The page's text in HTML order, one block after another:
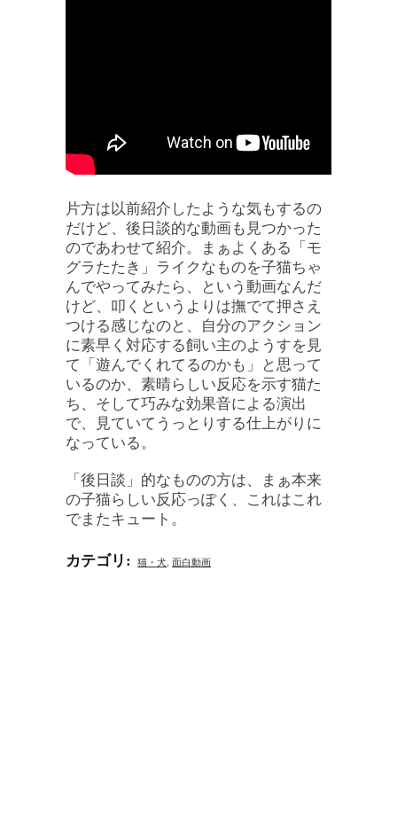
片方は以前紹介したような気もするの
だけど、後日談的な動画も見つかった
のであわせて紹介。まぁよくある「モ
グラたたき」ライクなものを子猫ちゃ
んでやってみたら、という動画なんだ
けど、叩くというよりは撫でて押さえ
つける感じなのと、自分のアクション
に素早く対応する飼い主のようすを見
て「遊んでくれてるのかも」と思って
いるのか、素晴らしい反応を示す猫た
ち、そして巧みな効果音による演出
で、見ていてうっとりする仕上がりに
なっている。
「後日談」的なものの方は、まぁ本来
の子猫らしい反応っぽく、これはこれ
でまたキュート。
カテゴリ: 猫・犬, 面白動画